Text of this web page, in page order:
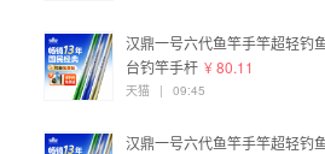
汉鼎一号六代鱼竿手竿超轻钓
台钓竿手杆 ¥ 80.11
天猫 | 09:45
汉鼎一号六代鱼竿手竿超轻钓